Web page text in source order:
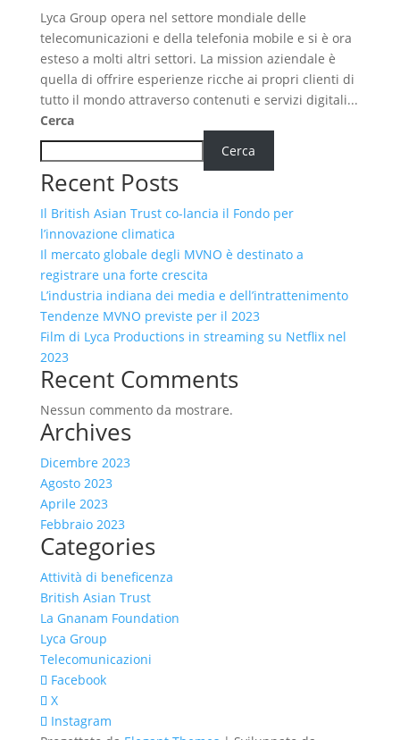
Lyca Group opera nel settore mondiale delle
telecomunicazioni e della telefonia mobile e si è ora
esteso a molti altri settori. La mission aziendale è
quella di offrire esperienze ricche ai propri clienti di
tutto il mondo attraverso contenuti e servizi digitali...
Cerca
Cerca
Recent Posts
Il British Asian Trust co-lancia il Fondo per
l’innovazione climatica
Il mercato globale degli MVNO è destinato a
registrare una forte crescita
L’industria indiana dei media e dell’intrattenimento
Tendenze MVNO previste per il 2023
Film di Lyca Productions in streaming su Netflix nel
2023
Recent Comments
Nessun commento da mostrare.
Archives
Dicembre 2023
Agosto 2023
Aprile 2023
Febbraio 2023
Categories
Attività di beneficenza
British Asian Trust
La Gnanam Foundation
Lyca Group
Telecomunicazioni
Facebook
X
Instagram